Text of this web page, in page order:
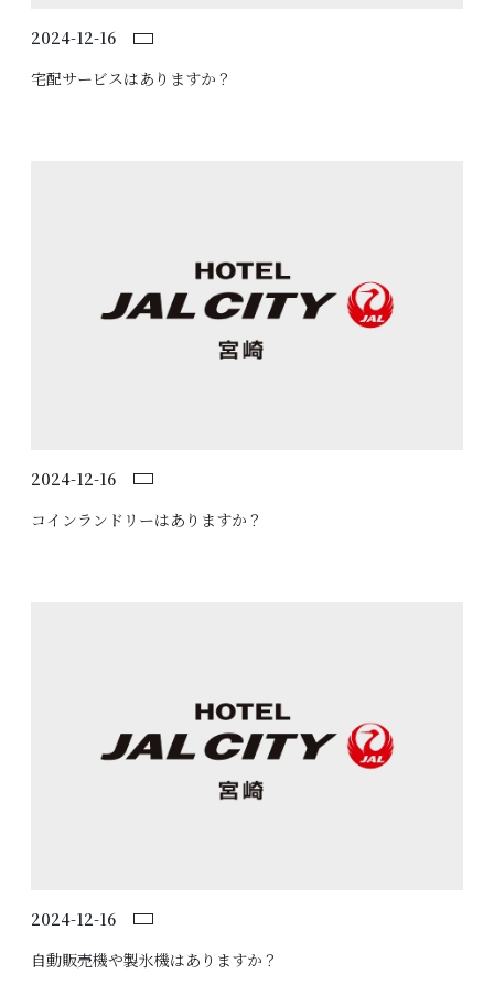
2024-12-16
宅配サービスはありますか？
2024-12-16
コインランドリーはありますか？
2024-12-16
自動販売機や製氷機はありますか？